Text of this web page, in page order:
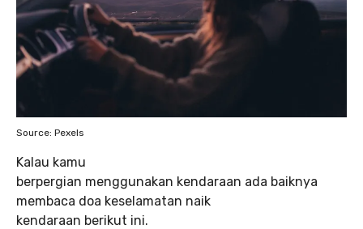
Source: Pexels
Kalau kamu
berpergian menggunakan kendaraan ada baiknya
membaca doa keselamatan naik
kendaraan berikut ini.